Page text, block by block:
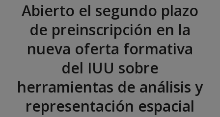
Abierto el segundo plazo
de preinscripción en la
nueva oferta formativa
del IUU sobre
herramientas de análisis y
representación espacial